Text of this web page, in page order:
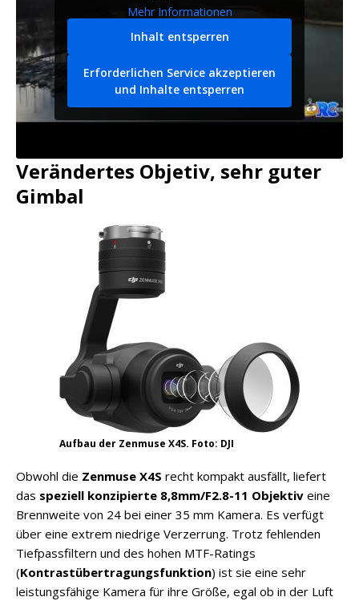
Mehr Informationen
Inhalt entsperren
Erforderlichen Service akzeptieren
und Inhalte entsperren
Verändertes Objetiv, sehr guter
Gimbal
Aufbau der Zenmuse X4S. Foto: DJI
Obwohl die Zenmuse X4S recht kompakt ausfällt, liefert
das speziell konzipierte 8,8mm/F2.8-11 Objektiv eine
Brennweite von 24 bei einer 35 mm Kamera. Es verfügt
über eine extrem niedrige Verzerrung. Trotz fehlenden
Tiefpassfiltern und des hohen MTF-Ratings
(Kontrastübertragungsfunktion) ist sie eine sehr
leistungsfähige Kamera für ihre Größe, egal ob in der Luft